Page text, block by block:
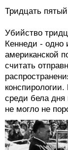
Тридцать пятый
Убийство
Кеннеди - одно
американской
считать
среди бела дня
не могло не